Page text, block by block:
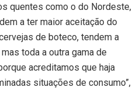
quentes como o do Nordeste,
a ter maior aceitação do
de boteco, tendem a
toda a outra gama de
acreditamos que haja
situações de consumo”,